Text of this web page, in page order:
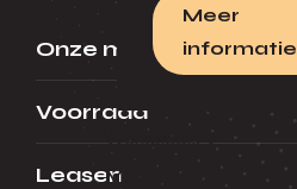
Meer
informatie
Werkplaats
Menu
Onze merken
Voorraad
Leasen